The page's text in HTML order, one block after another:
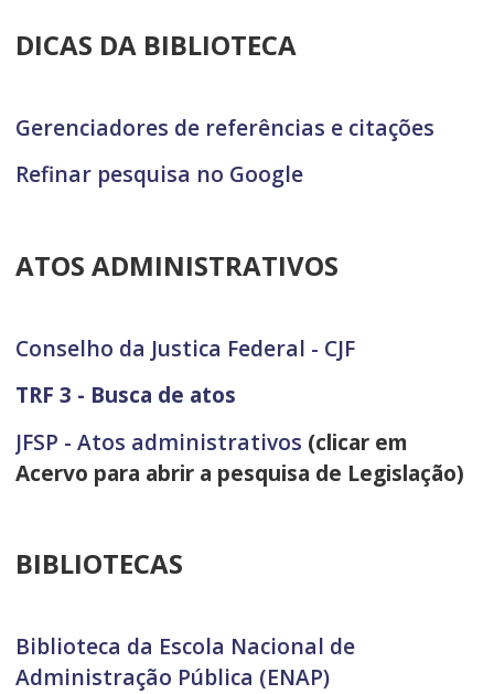
DICAS DA BIBLIOTECA
Gerenciadores de referências e citações
Refinar pesquisa no Google
ATOS ADMINISTRATIVOS
Conselho da Justica Federal - CJF
TRF 3 - Busca de atos
JFSP - Atos administrativos (clicar em
Acervo para abrir a pesquisa de Legislação)
BIBLIOTECAS
Biblioteca da Escola Nacional de
Administração Pública (ENAP)